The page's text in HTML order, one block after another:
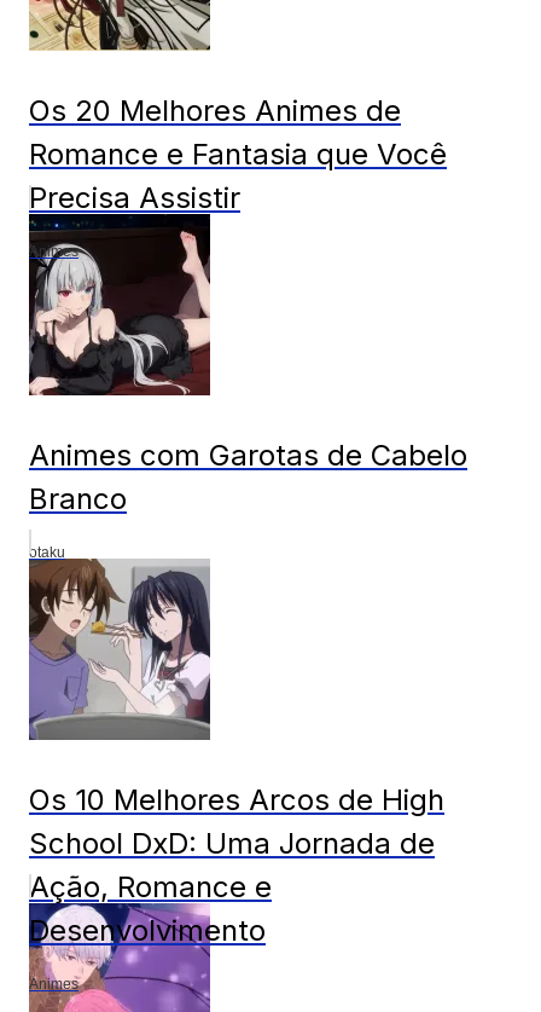
Os 20 Melhores Animes de
Romance e Fantasia que Você
Precisa Assistir
Animes
Animes com Garotas de Cabelo
Branco
otaku
Os 10 Melhores Arcos de High
School DxD: Uma Jornada de
Ação, Romance e
Desenvolvimento
Animes